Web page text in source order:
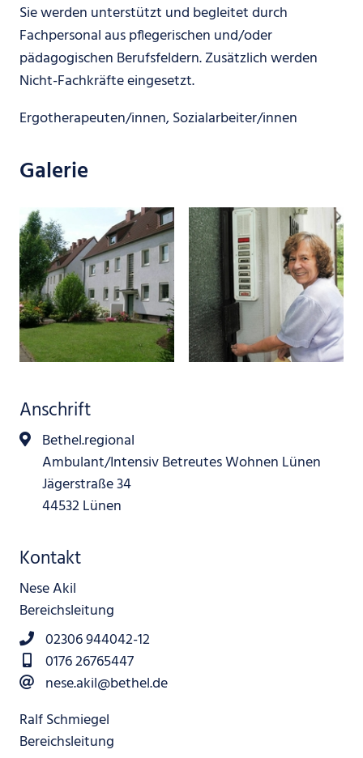
Sie werden unterstützt und begleitet durch
Fachpersonal aus pflegerischen und/oder
pädagogischen Berufsfeldern. Zusätzlich werden
Nicht-Fachkräfte eingesetzt.
Ergotherapeuten/innen, Sozialarbeiter/innen
Galerie
Anschrift
Bethel.regional
Ambulant/Intensiv Betreutes Wohnen Lünen
Jägerstraße 34
44532 Lünen
Kontakt
Nese Akil
Bereichsleitung
02306 944042-12
0176 26765447
nese.akil@bethel.de
Ralf Schmiegel
Bereichsleitung